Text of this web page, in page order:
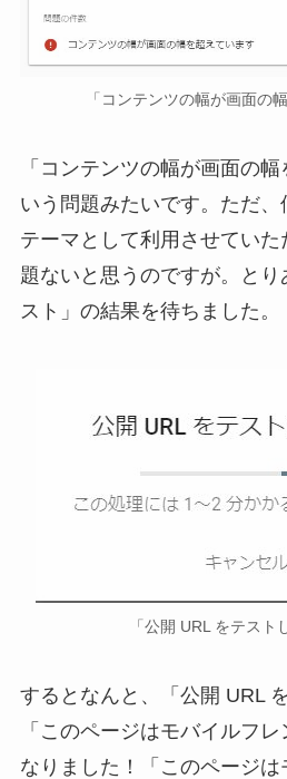
「コンテンツの幅が画面の
「コンテンツの幅が画面の
いう問題みたいです。ただ
テーマとして利用させてい
題ないと思うのですが。と
スト」の結果を待ちました。
「公開 URL をテスト
するとなんと、「公開 URL
「このページはモバイルフ
なりました！「このページは